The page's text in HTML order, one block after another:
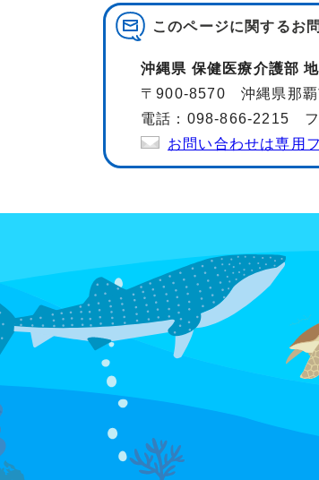
このページに関するお
沖縄県 保健医療介護部
〒900-8570 沖縄県那覇
電話：098-866-2215
お問い合わせは専用